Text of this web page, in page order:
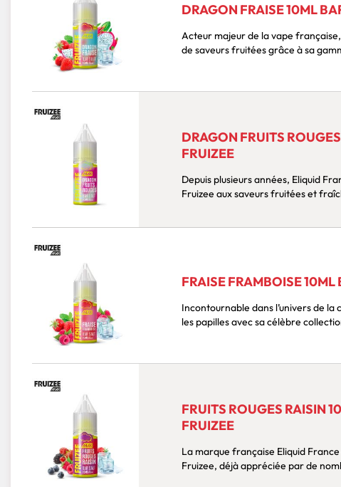
DRAGON FRAISE 10ML
Acteur majeur de la vape
de saveurs fruitées grâce à sa
DRAGON FRUITS
FRUIZEE
Depuis plusieurs années, Eliquid
Fruizee aux saveurs fruitées et
FRAISE FRAMBOISE 10ML
Incontournable dans l’univers de
les papilles avec sa célèbre
FRUITS ROUGES RAISIN
FRUIZEE
La marque française Eliquid
Fruizee, déjà appréciée par de